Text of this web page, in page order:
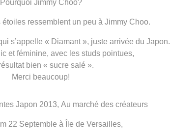
Pourquoi Jimmy Choo?
étoiles ressemblent un peu à Jimmy Choo.
s’appelle « Diamant », juste arrivée du Japon.
et féminine, avec les studs pointues,
bien « sucre salé ».
Merci beaucoup!
Japon 2013, Au marché des créateurs
22 Septemble à Île de Versailles,